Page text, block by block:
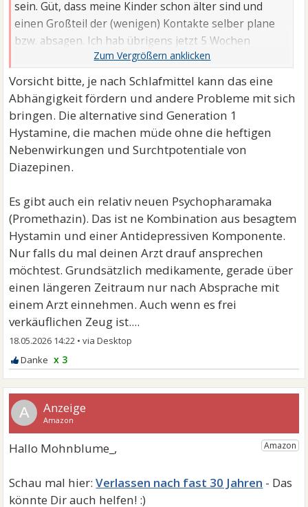
sein. Güt, dass meine Kinder schon älter sind und
einen Großteil der (wenigen) Kontakte selber plane
bzw. absagen. Ich hab übrigens jetzt 5 Wochen
Vorsicht bitte, je nach Schlafmittel kann das eine
Abhängigkeit fördern und andere Probleme mit sich
bringen. Die alternative sind Generation 1
Hystamine, die machen müde ohne die heftigen
Nebenwirkungen und Surchtpotentiale von
Diazepinen.
Es gibt auch ein relativ neuen Psychopharamaka
(Promethazin). Das ist ne Kombination aus besagtem
Hystamin und einer Antidepressiven Komponente.
Nur falls du mal deinen Arzt drauf ansprechen
möchtest. Grundsätzlich medikamente, gerade über
einen längeren Zeitraum nur nach Absprache mit
einem Arzt einnehmen. Auch wenn es frei
verkäuflichen Zeug ist....
18.05.2026 14:22 •
x 3
A
Verlassen nach fast 30 Jahren